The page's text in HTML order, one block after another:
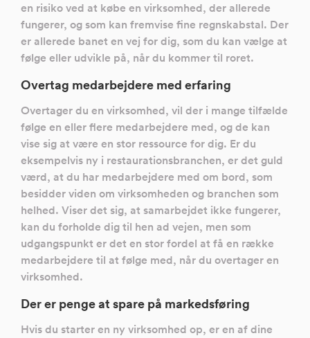
en risiko ved at købe en virksomhed, der allerede
fungerer, og som kan fremvise fine regnskabstal. Der
er allerede banet en vej for dig, som du kan vælge at
følge eller udvikle på, når du kommer til roret.
Overtag medarbejdere med erfaring
Overtager du en virksomhed, vil der i mange tilfælde
følge en eller flere medarbejdere med, og de kan
vise sig at være en stor ressource for dig. Er du
eksempelvis ny i restaurationsbranchen, er det guld
værd, at du har medarbejdere med om bord, som
besidder viden om virksomheden og branchen som
helhed. Viser det sig, at samarbejdet ikke fungerer,
kan du forholde dig til hen ad vejen, men som
udgangspunkt er det en stor fordel at få en række
medarbejdere til at følge med, når du overtager en
virksomhed.
Der er penge at spare på markedsføring
Hvis du starter en ny virksomhed op, er en af dine